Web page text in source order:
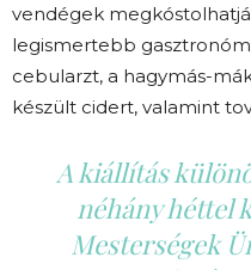
vendégek
legismertebb
cebularzt, a hagymás-
készült cidert, valamint
A kiállítás
néhány héttel
Mesterségek